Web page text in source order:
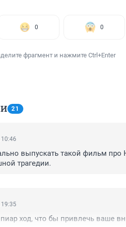
0 0
фрагмент и нажмите Ctrl+Enter
21
выпускать такой фильм про
трагедии.
ход, что бы привлечь ваше